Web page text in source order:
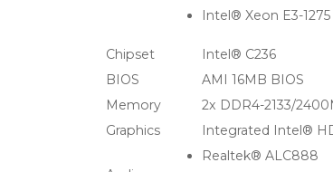
Intel® Xeon E3-
Chipset
Intel® C236
BIOS
AMI 16MB BIOS
Memory
2x DDR4-2133/
Graphics
Integrated Intel®
Realtek® ALC888